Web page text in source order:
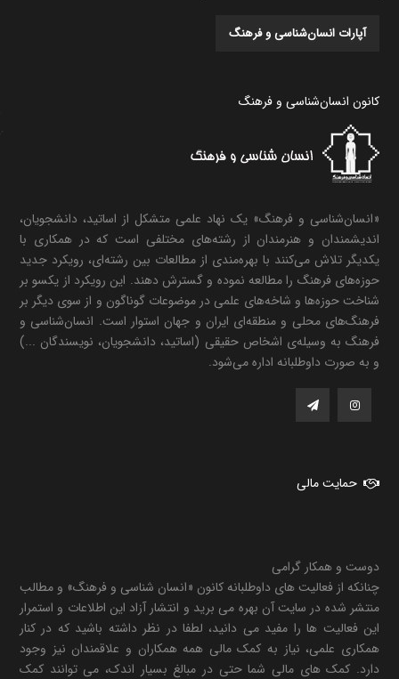
آپارات انسان‌شناسی و فرهنگ
کانون انسان‌شناسی و فرهنگ
«انسان‌شناسی و فرهنگ» یک نهاد علمی متشکل از اساتید، دانشجویان،
اندیشمندان و هنرمندان از رشته‌های مختلفی است که در همکاری با
یکدیگر تلاش می‌کنند با بهره‌مندی از مطالعات بین رشته‌ای، رویکرد جدید
حوزه‌های فرهنگ را مطالعه نموده و گسترش دهند. این رویکرد از یکسو بر
شناخت حوزه‌ها و شاخه‌های علمی در موضوعات گوناگون و از سوی دیگر بر
فرهنگ‌های محلی و منطقه‌ای ایران و جهان استوار است. انسان‌شناسی و
فرهنگ به وسیله‌ی اشخاص حقیقی (اساتید، دانشجویان، نویسندگان ...)
و به صورت داوطلبانه اداره می‌شود.
حمایت مالی
دوست و همکار گرامی
چنانکه از فعالیت های داوطلبانه کانون «انسان شناسی و فرهنگ» و مطالب
منتشر شده در سایت آن بهره می برید و انتشار آزاد این اطلاعات و استمرار
این فعالیت ها را مفید می دانید، لطفا در نظر داشته باشید که در کنار
همکاری علمی، نیاز به کمک مالی همه همکاران و علاقمندان نیز وجود
دارد. کمک های مالی شما حتی در مبالغ بسیار اندک، می توانند کمک